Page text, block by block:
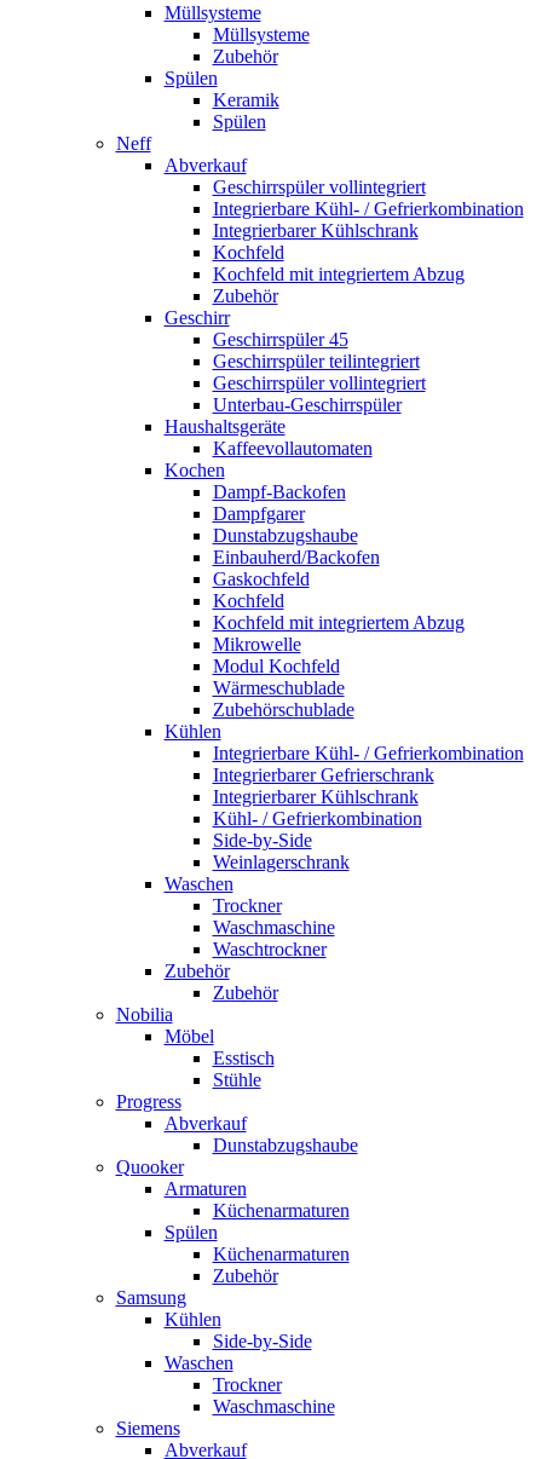
Müllsysteme
Müllsysteme
Zubehör
Spülen
Keramik
Spülen
Neff
Abverkauf
Geschirrspüler vollintegriert
Integrierbare Kühl- / Gefrierkombination
Integrierbarer Kühlschrank
Kochfeld
Kochfeld mit integriertem Abzug
Zubehör
Geschirr
Geschirrspüler 45
Geschirrspüler teilintegriert
Geschirrspüler vollintegriert
Unterbau-Geschirrspüler
Haushaltsgeräte
Kaffeevollautomaten
Kochen
Dampf-Backofen
Dampfgarer
Dunstabzugshaube
Einbauherd/Backofen
Gaskochfeld
Kochfeld
Kochfeld mit integriertem Abzug
Mikrowelle
Modul Kochfeld
Wärmeschublade
Zubehörschublade
Kühlen
Integrierbare Kühl- / Gefrierkombination
Integrierbarer Gefrierschrank
Integrierbarer Kühlschrank
Kühl- / Gefrierkombination
Side-by-Side
Weinlagerschrank
Waschen
Trockner
Waschmaschine
Waschtrockner
Zubehör
Zubehör
Nobilia
Möbel
Esstisch
Stühle
Progress
Abverkauf
Dunstabzugshaube
Quooker
Armaturen
Küchenarmaturen
Spülen
Küchenarmaturen
Zubehör
Samsung
Kühlen
Side-by-Side
Waschen
Trockner
Waschmaschine
Siemens
Abverkauf